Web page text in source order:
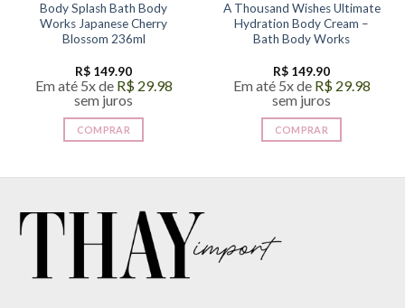
Body Splash Bath Body
Works Japanese Cherry
Blossom 236ml
R$ 149.90
Em até 5x de R$29.98
sem juros
COMPRAR
A Thousand Wishes Ultimate
Hydration Body Cream –
Bath Body Works
R$ 149.90
Em até 5x de R$29.98
sem juros
COMPRAR